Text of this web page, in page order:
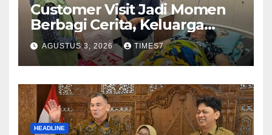
Customer Visit Jadi Momen
Berbagi Cerita, Keluarga
Nurhayati Rasakan Manfaat
NyataProgram JKN
AGUSTUS 3, 2026 TIMES7
HEADLINE